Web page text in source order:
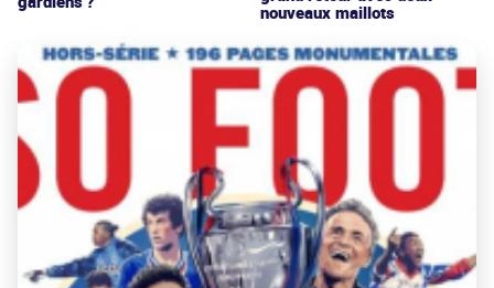
nouveaux maillots